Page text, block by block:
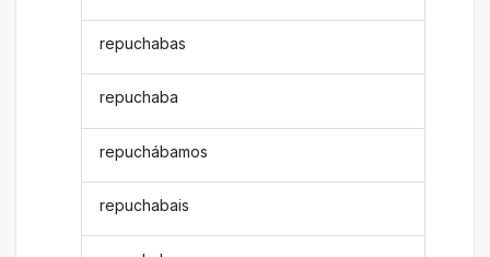
repuchabas
repuchaba
repuchábamos
repuchabais